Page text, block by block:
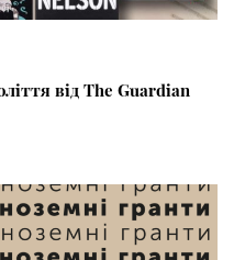
від The Guardian